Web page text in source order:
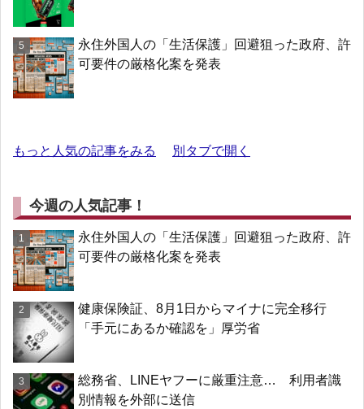
永住外国人の「生活保護」回避狙った政府、許
可要件の厳格化案を発表
もっと人気の記事をみる 別タブで開く
今週の人気記事！
永住外国人の「生活保護」回避狙った政府、許
可要件の厳格化案を発表
健康保険証、8月1日からマイナに完全移行
「手元にあるか確認を」厚労省
総務省、LINEヤフーに厳重注意… 利用者識
別情報を外部に送信